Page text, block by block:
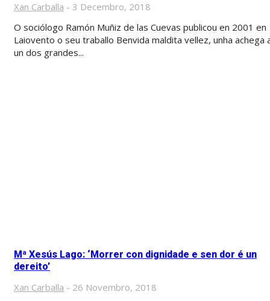
Xan Carballa - 3 Decembro, 2018
O sociólogo Ramón Muñiz de las Cuevas publicou en 2001 en
Laiovento o seu traballo Benvida maldita vellez, unha achega
un dos grandes...
Mª Xesús Lago: ‘Morrer con dignidade e sen dor é un
dereito’
Xan Carballa - 26 Novembro, 2018